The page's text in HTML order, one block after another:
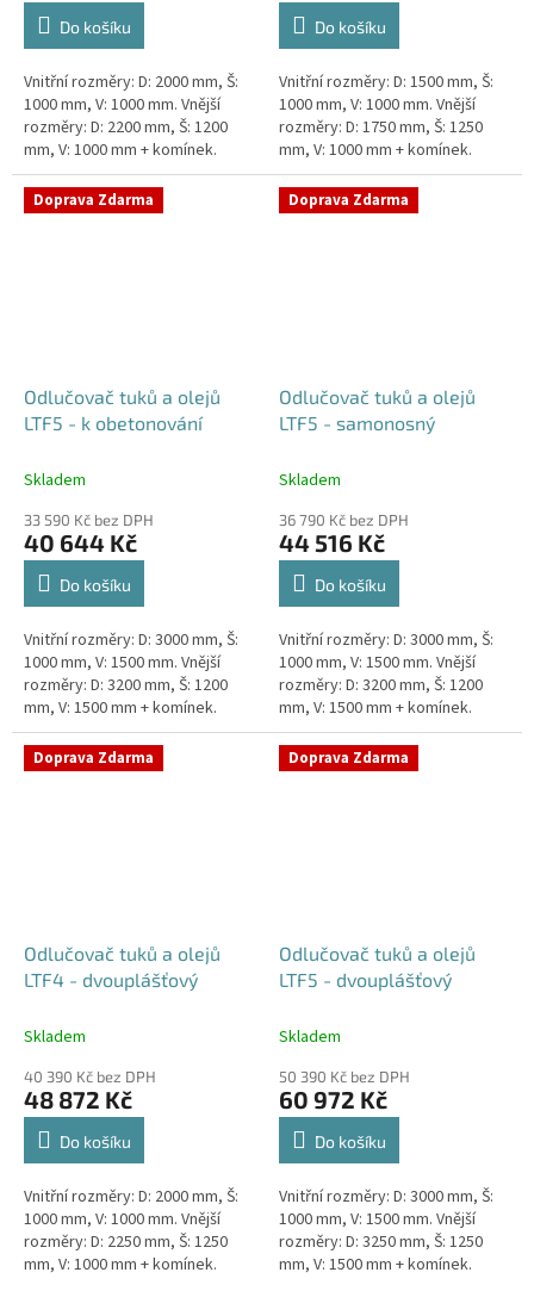
Do košíku
Vnitřní rozměry: D: 2000 mm, Š:
1000 mm, V: 1000 mm. Vnější
rozměry: D: 2200 mm, Š: 1200
mm, V: 1000 mm + komínek.
Lapák tuků do 4l/s nebo 600
jídel denně Průměr a umístění...
Do košíku
Vnitřní rozměry: D: 1500 mm, Š:
1000 mm, V: 1000 mm. Vnější
rozměry: D: 1750 mm, Š: 1250
mm, V: 1000 mm + komínek.
Lapák tuků do 2l/s nebo 250
jídel denně Průměr a umístění...
Doprava Zdarma
Odlučovač tuků a olejů
LTF5 - k obetonování
Skladem
33 590 Kč bez DPH
40 644 Kč
Do košíku
Vnitřní rozměry: D: 3000 mm, Š:
1000 mm, V: 1500 mm. Vnější
rozměry: D: 3200 mm, Š: 1200
mm, V: 1500 mm + komínek.
Lapák tuků do 5l/s nebo 1000
jídel denně Průměr a...
Doprava Zdarma
Odlučovač tuků a olejů
LTF5 - samonosný
Skladem
36 790 Kč bez DPH
44 516 Kč
Do košíku
Vnitřní rozměry: D: 3000 mm, Š:
1000 mm, V: 1500 mm. Vnější
rozměry: D: 3200 mm, Š: 1200
mm, V: 1500 mm + komínek.
Lapák tuků do 5l/s nebo 1000
jídel denně Průměr a...
Doprava Zdarma
Odlučovač tuků a olejů
LTF4 - dvouplášťový
Skladem
40 390 Kč bez DPH
48 872 Kč
Do košíku
Vnitřní rozměry: D: 2000 mm, Š:
1000 mm, V: 1000 mm. Vnější
rozměry: D: 2250 mm, Š: 1250
mm, V: 1000 mm + komínek.
Doprava Zdarma
Odlučovač tuků a olejů
LTF5 - dvouplášťový
Skladem
50 390 Kč bez DPH
60 972 Kč
Do košíku
Vnitřní rozměry: D: 3000 mm, Š:
1000 mm, V: 1500 mm. Vnější
rozměry: D: 3250 mm, Š: 1250
mm, V: 1500 mm + komínek.